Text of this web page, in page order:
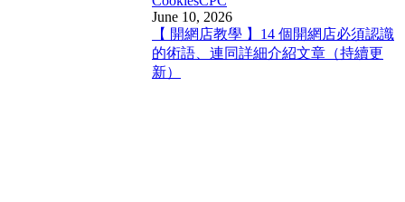
June 10, 2026
【 開網店教學 】14 個開網店必須認識
的術語、連同詳細介紹文章（持續更
新）